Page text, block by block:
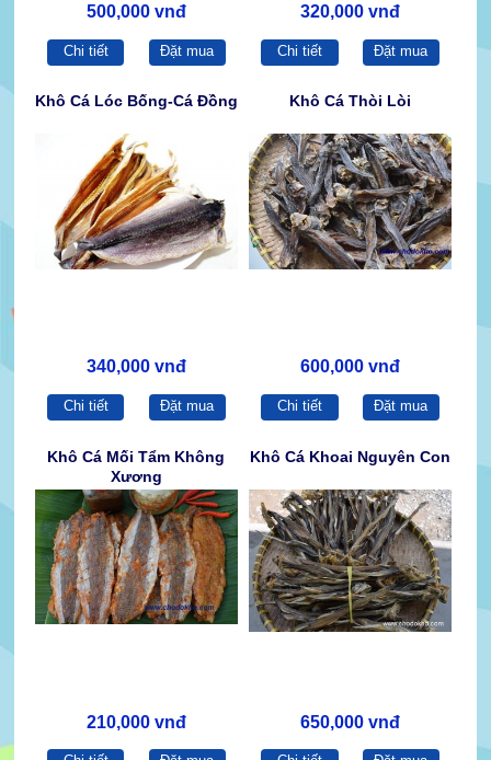
500,000 vnđ
Chi tiết Đặt mua
320,000 vnđ
Chi tiết Đặt mua
Khô Cá Lóc Bống-Cá Đồng
340,000 vnđ
Chi tiết Đặt mua
Khô Cá Thòi Lòi
600,000 vnđ
Chi tiết Đặt mua
Khô Cá Mối Tẩm Không
Xương
210,000 vnđ
Khô Cá Khoai Nguyên Con
650,000 vnđ